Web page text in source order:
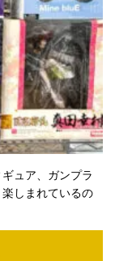
ュア、ガンプラ
しまれているの